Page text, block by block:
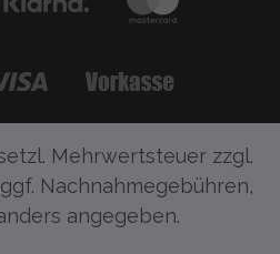
Mehrwertsteuer zzgl.
Nachnahmegebühren,
angegeben.